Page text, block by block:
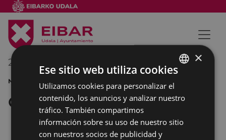
24/12/2011
NAVIDAD
Olentzero
BASQUE
SPANISH
×
Ese sitio web utiliza cookies
Utilizamos cookies para personalizar el
contenido, los anuncios y analizar nuestro
tráfico. También compartimos
información sobre su uso de nuestro sitio
con nuestros socios de publicidad y